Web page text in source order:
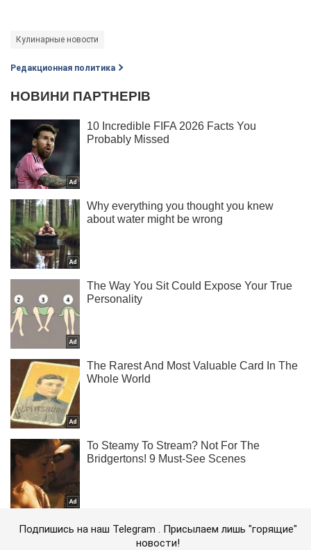
Кулинарные новости
Редакционная политика
Подпишись на наш Telegram . Присылаем лишь "горящие"
новости!